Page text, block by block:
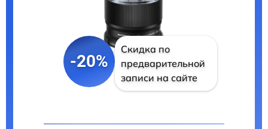
-20%
Скидка по
предварительной
записи на сайте